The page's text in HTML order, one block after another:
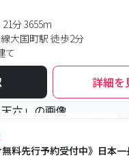
分 3655m
大国町駅 徒歩2分
て
詳細を
#予約受付中 #空室待ち
無料先行予約受付中》日本